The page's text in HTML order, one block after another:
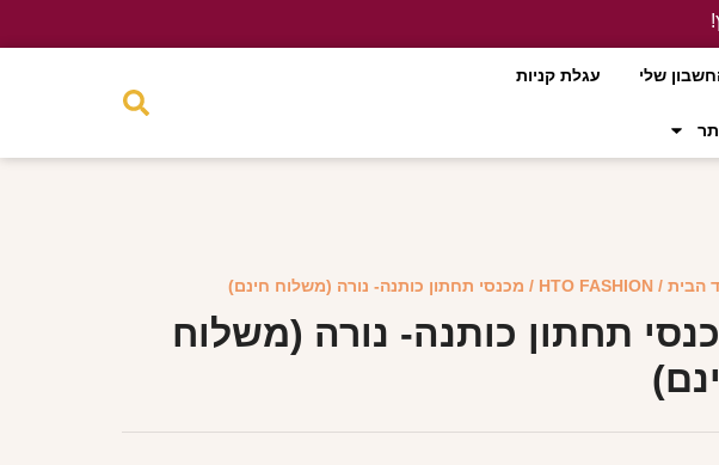
שלי עגלת קניות
הבית /
HTO FASHION / מכנסי תחתון כותנה- נורה (משלוח חינם)
תחתון כותנה- נורה (משלוח